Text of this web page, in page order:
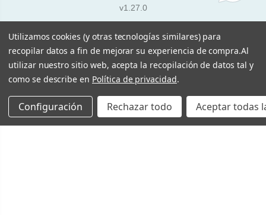
v1.27.0
Utilizamos cookies (y otras tecnologías similares) para
recopilar datos a fin de mejorar su experiencia de compra.Al
utilizar nuestro sitio web, acepta la recopilación de datos tal y
como se describe en Política de privacidad.
Configuración Rechazar todo Aceptar todas